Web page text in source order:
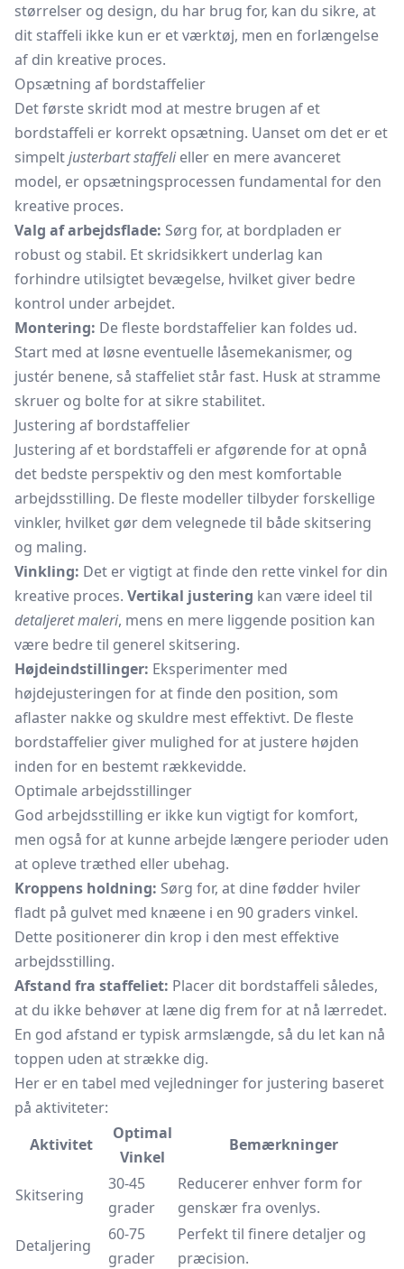
størrelser og design, du har brug for, kan du sikre, at
dit staffeli ikke kun er et værktøj, men en forlængelse
af din kreative proces.
Opsætning af bordstaffelier
Det første skridt mod at mestre brugen af et
bordstaffeli er korrekt opsætning. Uanset om det er et
simpeltjusterbart staffelieller en mere avanceret
model, er opsætningsprocessen fundamental for den
kreative proces.
Valg af arbejdsflade: Sørg for, at bordpladen er
robust og stabil. Et skridsikkert underlag kan
forhindre utilsigtet bevægelse, hvilket giver bedre
kontrol under arbejdet.
Montering: De fleste bordstaffelier kan foldes ud.
Start med at løsne eventuelle låsemekanismer, og
justér benene, så staffeliet står fast. Husk at stramme
skruer og bolte for at sikre stabilitet.
Justering af bordstaffelier
Justering af et bordstaffeli er afgørende for at opnå
det bedste perspektiv og den mest komfortable
arbejdsstilling. De fleste modeller tilbyder forskellige
vinkler, hvilket gør dem velegnede til både skitsering
og maling.
Vinkling: Det er vigtigt at finde den rette vinkel for din
kreative proces. Vertikal justering kan være ideel til
detaljeret maleri, mens en mere liggende position kan
være bedre til generel skitsering.
Højdeindstillinger: Eksperimenter med
højdejusteringen for at finde den position, som
aflaster nakke og skuldre mest effektivt. De fleste
bordstaffelier giver mulighed for at justere højden
inden for en bestemt rækkevidde.
Optimale arbejdsstillinger
God arbejdsstilling er ikke kun vigtigt for komfort,
men også for at kunne arbejde længere perioder uden
at opleve træthed eller ubehag.
Kroppens holdning: Sørg for, at dine fødder hviler
fladt på gulvet med knæene i en 90 graders vinkel.
Dette positionerer din krop i den mest effektive
arbejdsstilling.
Afstand fra staffeliet: Placer dit bordstaffeli således,
at du ikke behøver at læne dig frem for at nå lærredet.
En god afstand er typisk armslængde, så du let kan nå
toppen uden at strække dig.
Her er en tabel med vejledninger for justering baseret
på aktiviteter:
Aktivitet
Optimal
Vinkel
Bemærkninger
Skitsering
30-45
grader
Reducerer enhver form for
genskær fra ovenlys.
Detaljering
60-75
grader
Perfekt til finere detaljer og
præcision.